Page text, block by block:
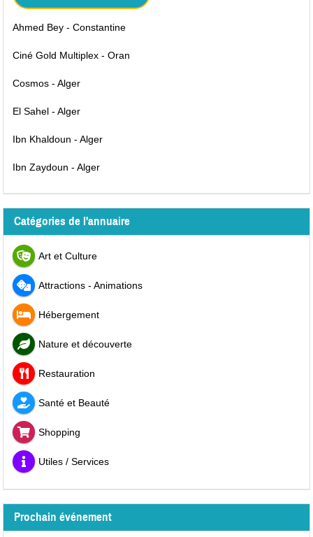
Ahmed Bey - Constantine
Ciné Gold Multiplex - Oran
Cosmos - Alger
El Sahel - Alger
Ibn Khaldoun - Alger
Ibn Zaydoun - Alger
Catégories de l'annuaire
Art et Culture
Attractions - Animations
Hébergement
Nature et découverte
Restauration
Santé et Beauté
Shopping
Utiles / Services
Prochain événement